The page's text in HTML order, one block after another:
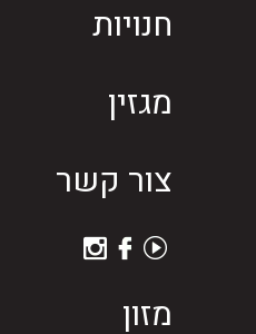
חנויות
מגזין
צור קשר
מזון